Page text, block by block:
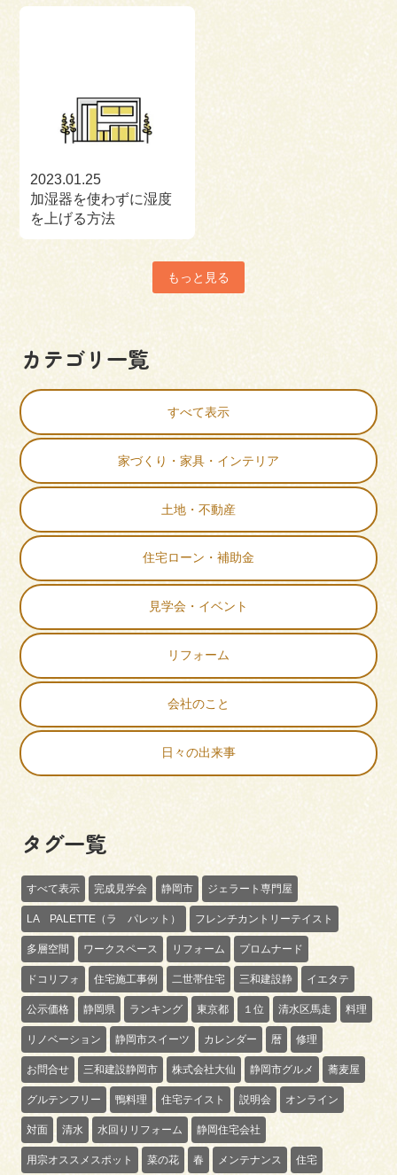
2023.01.25
加湿器を使わずに湿度
を上げる方法
もっと見る
カテゴリ一覧
すべて表示
家づくり・家具・インテリア
土地・不動産
住宅ローン・補助金
見学会・イベント
リフォーム
会社のこと
日々の出来事
タグ一覧
すべて表示 完成見学会 静岡市 ジェラート専門屋
LA PALETTE（ラ パレット） フレンチカントリーテイスト
多層空間 ワークスペース リフォーム プロムナード
ドコリフォ 住宅施工事例 二世帯住宅 三和建設静 イエタテ
公示価格 静岡県 ランキング 東京都 １位 清水区馬走 料理
リノベーション 静岡市スイーツ カレンダー 暦 修理
お問合せ 三和建設静岡市 株式会社大仙 静岡市グルメ 蕎麦屋
グルテンフリー 鴨料理 住宅テイスト 説明会 オンライン
対面 清水 水回りリフォーム 静岡住宅会社
用宗オススメスポット 菜の花 春 メンテナンス 住宅